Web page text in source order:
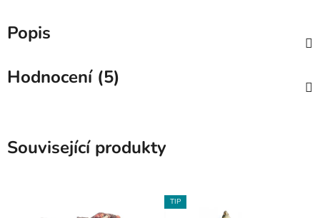
Popis
Hodnocení (5)
Související produkty
TIP